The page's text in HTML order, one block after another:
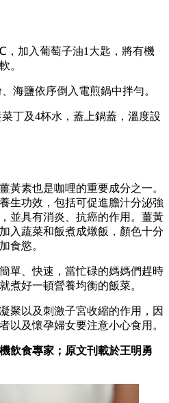
加入葡萄子油1大匙，將有機
。
海鹽依序倒入電煎鍋中拌勻。
丁及4杯水，蓋上鍋蓋，溫度設
黃素也是咖哩的重要成分之一。
生功效，包括可促進膽汁分泌強
並具有消炎、抗癌的作用。薑黃
入蔬菜和飯煮成燉飯，顏色十分
食慾。
單、快速，當忙碌的媽媽們趕時
煮好一頓營養均衡的飯菜。
聚以及刺激子宮收縮的作用，因
以及懷孕婦女要注意小心食用。
飲食專家；原文刊載於王明勇